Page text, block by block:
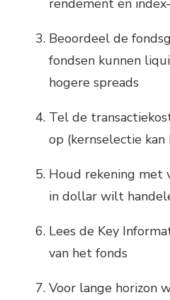
Beoordeel de
fondsen kunnen
hogere spreads
Tel de
op (kernselectie kan
Houd rekening met
in dollar wilt
Lees de Key
van het fonds
Voor lange horizon